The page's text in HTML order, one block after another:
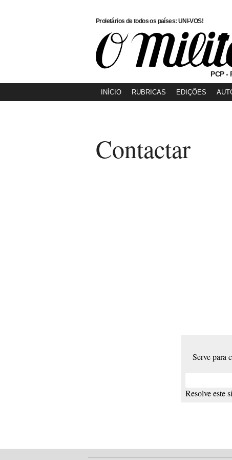
Proletários de todos os países: UNI-VOS!
PCP -
INÍCIO RUBRICAS EDIÇÕES
Contactar
Serve para
Resolve este